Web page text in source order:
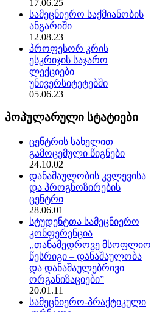
17.06.25
სამეცნიერო საქმიანობის
ანგარიში
12.08.23
პროფესორ კრის
ესკრიჯის საჯარო
ლექციები
უნივერსიტეტებში
05.06.23
პოპულარული სტატიები
ცენტრის სახელით
გამოცემული წიგნები
24.10.02
დანაშაულობის კვლევისა
და პროგნოზირების
ცენტრი
28.06.01
სტუდენტთა სამეცნიერო
კონფერენცია
,,თანამედროვე მსოფლიო
წესრიგი – დანაშაულობა
და დანაშაულებრივი
ორგანიზაციები”
20.01.11
სამეცნიერო-პრაქტიკული